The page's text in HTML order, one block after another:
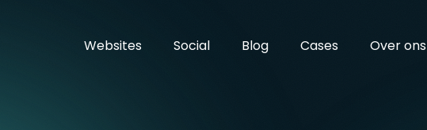
Websites
Social Blog Cases Over ons